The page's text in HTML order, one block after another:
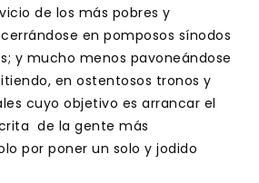
de los más pobres y
en pomposos sínodos
y mucho menos pavoneándose
en ostentosos tronos y
cuyo objetivo es arrancar el
de la gente más
por poner un solo y jodido